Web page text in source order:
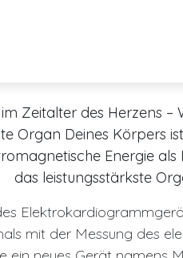
Zeitalter des Herzens –
Organ Deines Körpers
Energie als
das leistungsstärkste
mit der Messung des